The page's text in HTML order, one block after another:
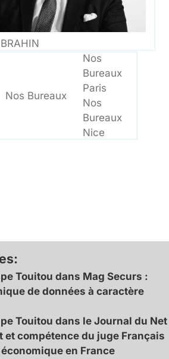
Nos Bureaux
Nos
Bureaux
Paris
Nos
Bureaux
Nice
Touitou dans Mag Securs :
de données à caractère
Touitou dans le Journal du Net
compétence du juge Français
en France